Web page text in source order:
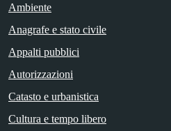
Ambiente
Anagrafe e stato civile
Appalti pubblici
Autorizzazioni
Catasto e urbanistica
Cultura e tempo libero